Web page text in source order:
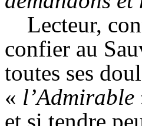
Lecteur,
confier au
toutes ses
« l’Admirable